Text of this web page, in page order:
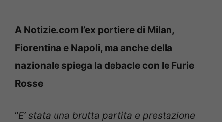
A Notizie.com l’ex portiere di Milan,
Fiorentina e Napoli, ma anche della
nazionale spiega la debacle con le Furie
Rosse
“E’ stata una brutta partita e prestazione